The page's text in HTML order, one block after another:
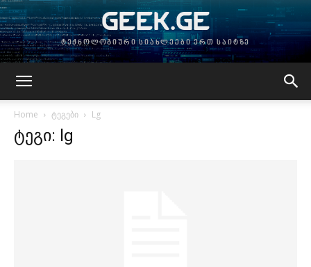
GEEK.GE
ტექნოლოგიური სიახლეები ერთ საიტზე
Home ტეგები Lg
ტეგი: lg